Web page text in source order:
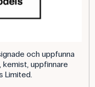
och uppfunna
kemist, uppfinnare
Limited.